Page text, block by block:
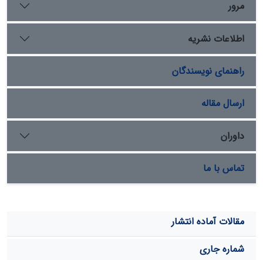
عامل ـ مساحت حوزة آبخیز، طول آبراهة اصلی، شیب آبراهة
اصلی، و بارندگی متوسط سالانه ـ به عنوان عوامل مهم و
اختلاف ارتفاع حوزة آبخیز به عنوان متغیر کمکی استفاده شد.
برای تهیة مدل منطقه‏ای منحنی تداوم جریان، برای حوزه‏های
آبخیز مناسب در استان‏های یزد، مرکزی، و سمنان، روش
رگرسیون چندمتغیرة غیرخطی به‌ ‌کار گرفته شد. در نهایت، برای
برازش بهترین مدل منطقه‌ای حوزه‌های بدون آمار و خشک
ایران مرکزی از معیار ارزیابی متقاطع نش‌- ساتکلیف استفاده
شد.
مرور
اطلاعات نشریه
راهنمای نویسندگان
ارسال مقاله
داوران
تماس با ما
مقالات آماده انتشار
شماره جاری